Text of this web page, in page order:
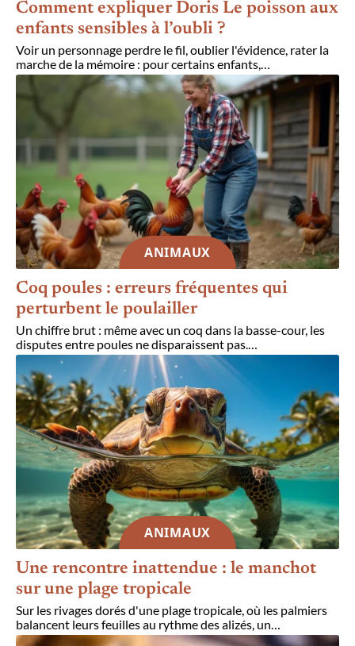
Comment expliquer Doris Le poisson aux
enfants sensibles à l’oubli ?
Voir un personnage perdre le fil, oublier l'évidence, rater la
marche de la mémoire : pour certains enfants,…
ANIMAUX
Coq poules : erreurs fréquentes qui
perturbent le poulailler
Un chiffre brut : même avec un coq dans la basse-cour, les
disputes entre poules ne disparaissent pas.…
ANIMAUX
Une rencontre inattendue : le manchot
sur une plage tropicale
Sur les rivages dorés d'une plage tropicale, où les palmiers
balancent leurs feuilles au rythme des alizés, un